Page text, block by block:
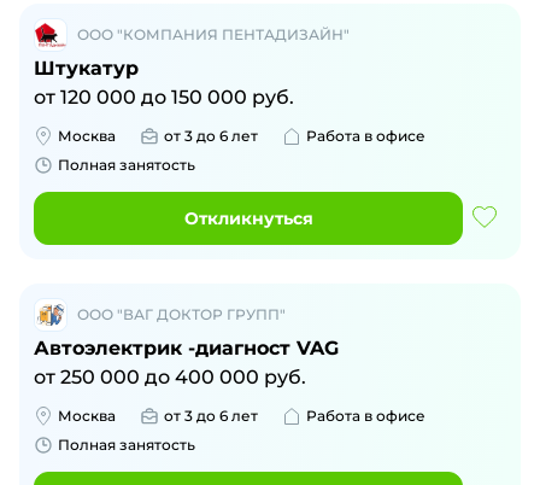
ООО "КОМПАНИЯ ПЕНТАДИЗАЙН"
Штукатур
от 120 000 до 150 000 руб.
Москва от 3 до 6 лет
Работа в офисе
Полная занятость
Откликнуться
ООО "ВАГ ДОКТОР ГРУПП"
Автоэлектрик -диагност VAG
от 250 000 до 400 000 руб.
Москва от 3 до 6 лет
Работа в офисе
Полная занятость